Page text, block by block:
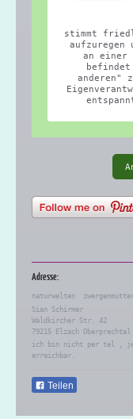
stimmt
aufzuregen
an einer
anderen"
Adresse:
naturwelten
Sian Schirmer
Waldkircher Str.
42
79215
Elzach Oberprechtal
ich bin nicht per tel ,
erreichbar.
Teilen